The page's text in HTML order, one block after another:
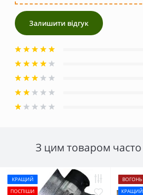
Залишити відгук
З цим товаром
КРАЩИЙ
ПОСПІШИ
ВОГОНЬ
КРАЩИЙ